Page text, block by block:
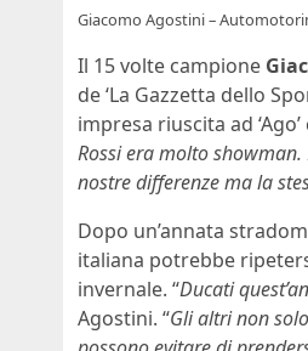
Giacomo Agostini –
Il 15 volte campione
de ‘La Gazzetta dello
impresa riuscita ad ‘Ago’
Rossi era molto
nostre differenze ma la
Dopo un’annata
italiana potrebbe
invernale. “Ducati
Agostini. “Gli altri non